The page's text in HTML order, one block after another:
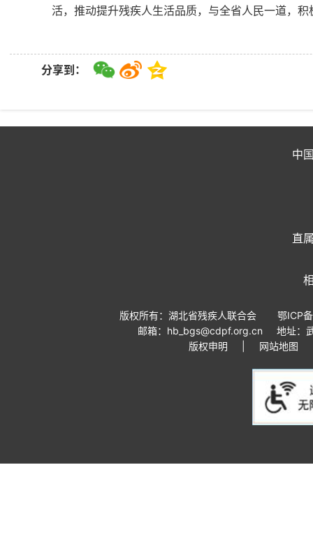
活，推动提升残疾人生活品质，与全省人民一道，
分享到：
中
直
版权所有：湖北省残疾人联合会
鄂ICP
邮箱：hb_bgs@cdpf.org.cn
地址：
版权申明
网站地图